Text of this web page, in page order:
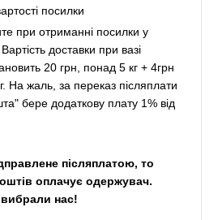
посилки
при отриманні посилки у
доставки при вазі
20 грн, понад 5 кг + 4грн
На жаль, за переказ післяплати
бере додаткову плату 1% від
післяплатою, то
оплачує одержувач.
нас!